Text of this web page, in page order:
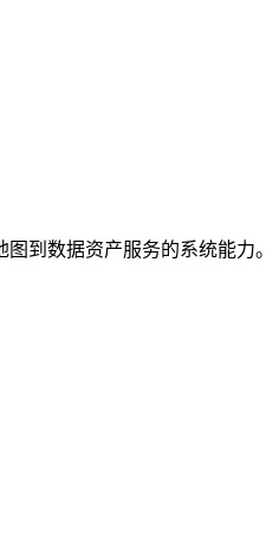
到数据资产服务的系统能力。